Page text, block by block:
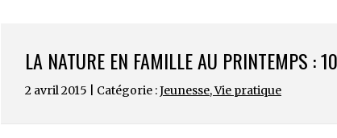
LA NATURE EN FAMILLE AU PRINTEMPS :
2 avril 2015 | Catégorie :Jeunesse,Vie pratique